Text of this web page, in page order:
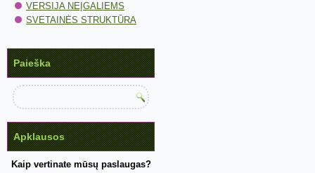
VERSIJA NEĮGALIEMS
SVETAINĖS STRUKTŪRA
Paieška
Apklausos
Kaip vertinate mūsų paslaugas?